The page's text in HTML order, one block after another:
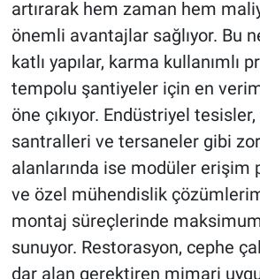
artırarak hem zaman hem
önemli avantajlar sağlıyor. Bu
katlı yapılar, karma kullanımlı
tempolu şantiyeler için en
öne çıkıyor. Endüstriyel
santralleri ve tersaneler gibi
alanlarında ise modüler erişim
ve özel mühendislik
montaj süreçlerinde
sunuyor. Restorasyon, cephe
dar alan gerektiren mimari